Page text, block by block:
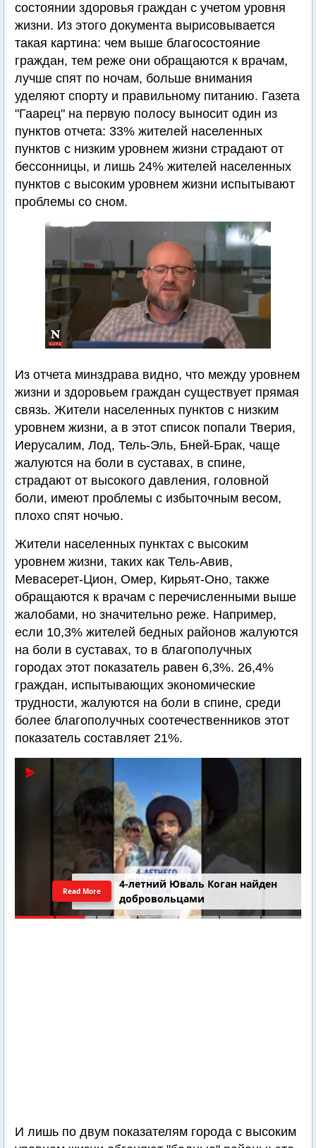
состоянии здоровья граждан с учетом уровня
жизни. Из этого документа вырисовывается
такая картина: чем выше благосостояние
граждан, тем реже они обращаются к врачам,
лучше спят по ночам, больше внимания
уделяют спорту и правильному питанию. Газета
"Гаарец" на первую полосу выносит один из
пунктов отчета: 33% жителей населенных
пунктов с низким уровнем жизни страдают от
бессонницы, и лишь 24% жителей населенных
пунктов с высоким уровнем жизни испытывают
проблемы со сном.
Из отчета минздрава видно, что между уровнем
жизни и здоровьем граждан существует прямая
связь. Жители населенных пунктов с низким
уровнем жизни, а в этот список попали Тверия,
Иерусалим, Лод, Тель-Эль, Бней-Брак, чаще
жалуются на боли в суставах, в спине,
страдают от высокого давления, головной
боли, имеют проблемы с избыточным весом,
плохо спят ночью.
Жители населенных пунктах с высоким
уровнем жизни, таких как Тель-Авив,
Мевасерет-Цион, Омер, Кирьят-Оно, также
обращаются к врачам с перечисленными выше
жалобами, но значительно реже. Например,
если 10,3% жителей бедных районов жалуются
на боли в суставах, то в благополучных
городах этот показатель равен 6,3%. 26,4%
граждан, испытывающих экономические
трудности, жалуются на боли в спине, среди
более благополучных соотечественников этот
показатель составляет 21%.
4-летний Юваль Коган найден
добровольцами
Read More
И лишь по двум показателям города с высоким